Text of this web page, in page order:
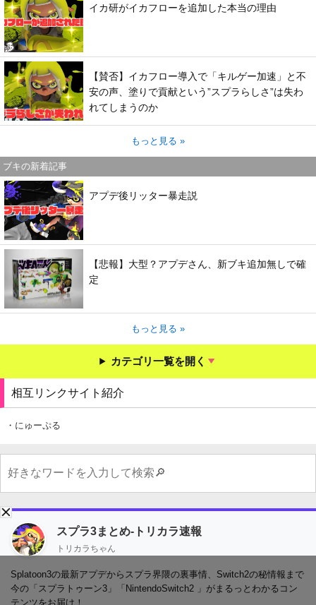
イカ研がイカフローを追加した本当の理由
【賛否】イカフロー導入で「キルゲー加速」と不
安の声、塗りで貢献という”スプラらしさ”は失わ
れてしまうのか
もっと見る »
ブキの新着記事
アプデ後リッター暴走説
【悲報】大型？アプデさん、新ブキ追加無しで確
定
もっと見る »
カテゴリ一覧を開く
相互リンクサイト紹介
・にゅーぷる
スプラ3まとめ-トリカラ速報
トリカラちゃん
Splatoon3の最新アプデからスプラ界隈の裏事情、Switch2の秘情報まで
今の「スプラトゥーン3」「NintendoSwitch2 」がまるっとわかるコン
テンツをお届け！